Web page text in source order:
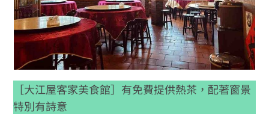
［大江屋客家美食館］有免費提供熱茶，配著窗景
特別有詩意